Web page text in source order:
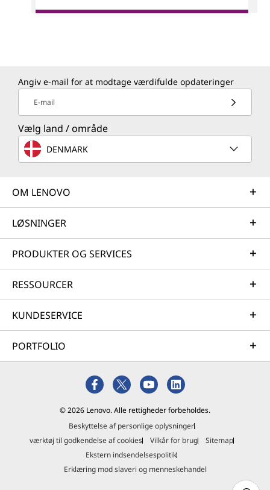
Angiv e-mail for at modtage værdifulde opdateringer
E-mail
Vælg land / område
DENMARK
OM LENOVO
LØSNINGER
PRODUKTER OG SERVICES
RESSOURCER
KUNDESERVICE
PORTFOLIO
© 2026 Lenovo. Alle rettigheder forbeholdes.
Beskyttelse af personlige oplysninger
værktøj til godkendelse af cookies
Vilkår for brug
Sitemap
Ekstern indsendelsespolitik
Erklæring mod slaveri og menneskehandel